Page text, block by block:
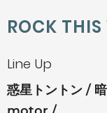
ROCK
Line Up
惑星トントン